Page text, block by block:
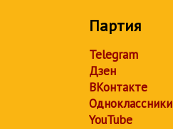
Партия
Telegram
Дзен
ВКонтакте
Одноклассники
YouTube